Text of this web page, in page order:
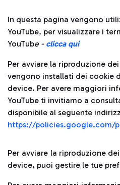
In questa pagina vengono
YouTube, per visualizzare i
YouTube - clicca qui
Per avviare la riproduzione
vengono installati dei cookie
device. Per avere maggiori
YouTube ti invitiamo a
disponibile al seguente
https://policies.google.com/
Per avviare la riproduzione
device, puoi gestire le tue